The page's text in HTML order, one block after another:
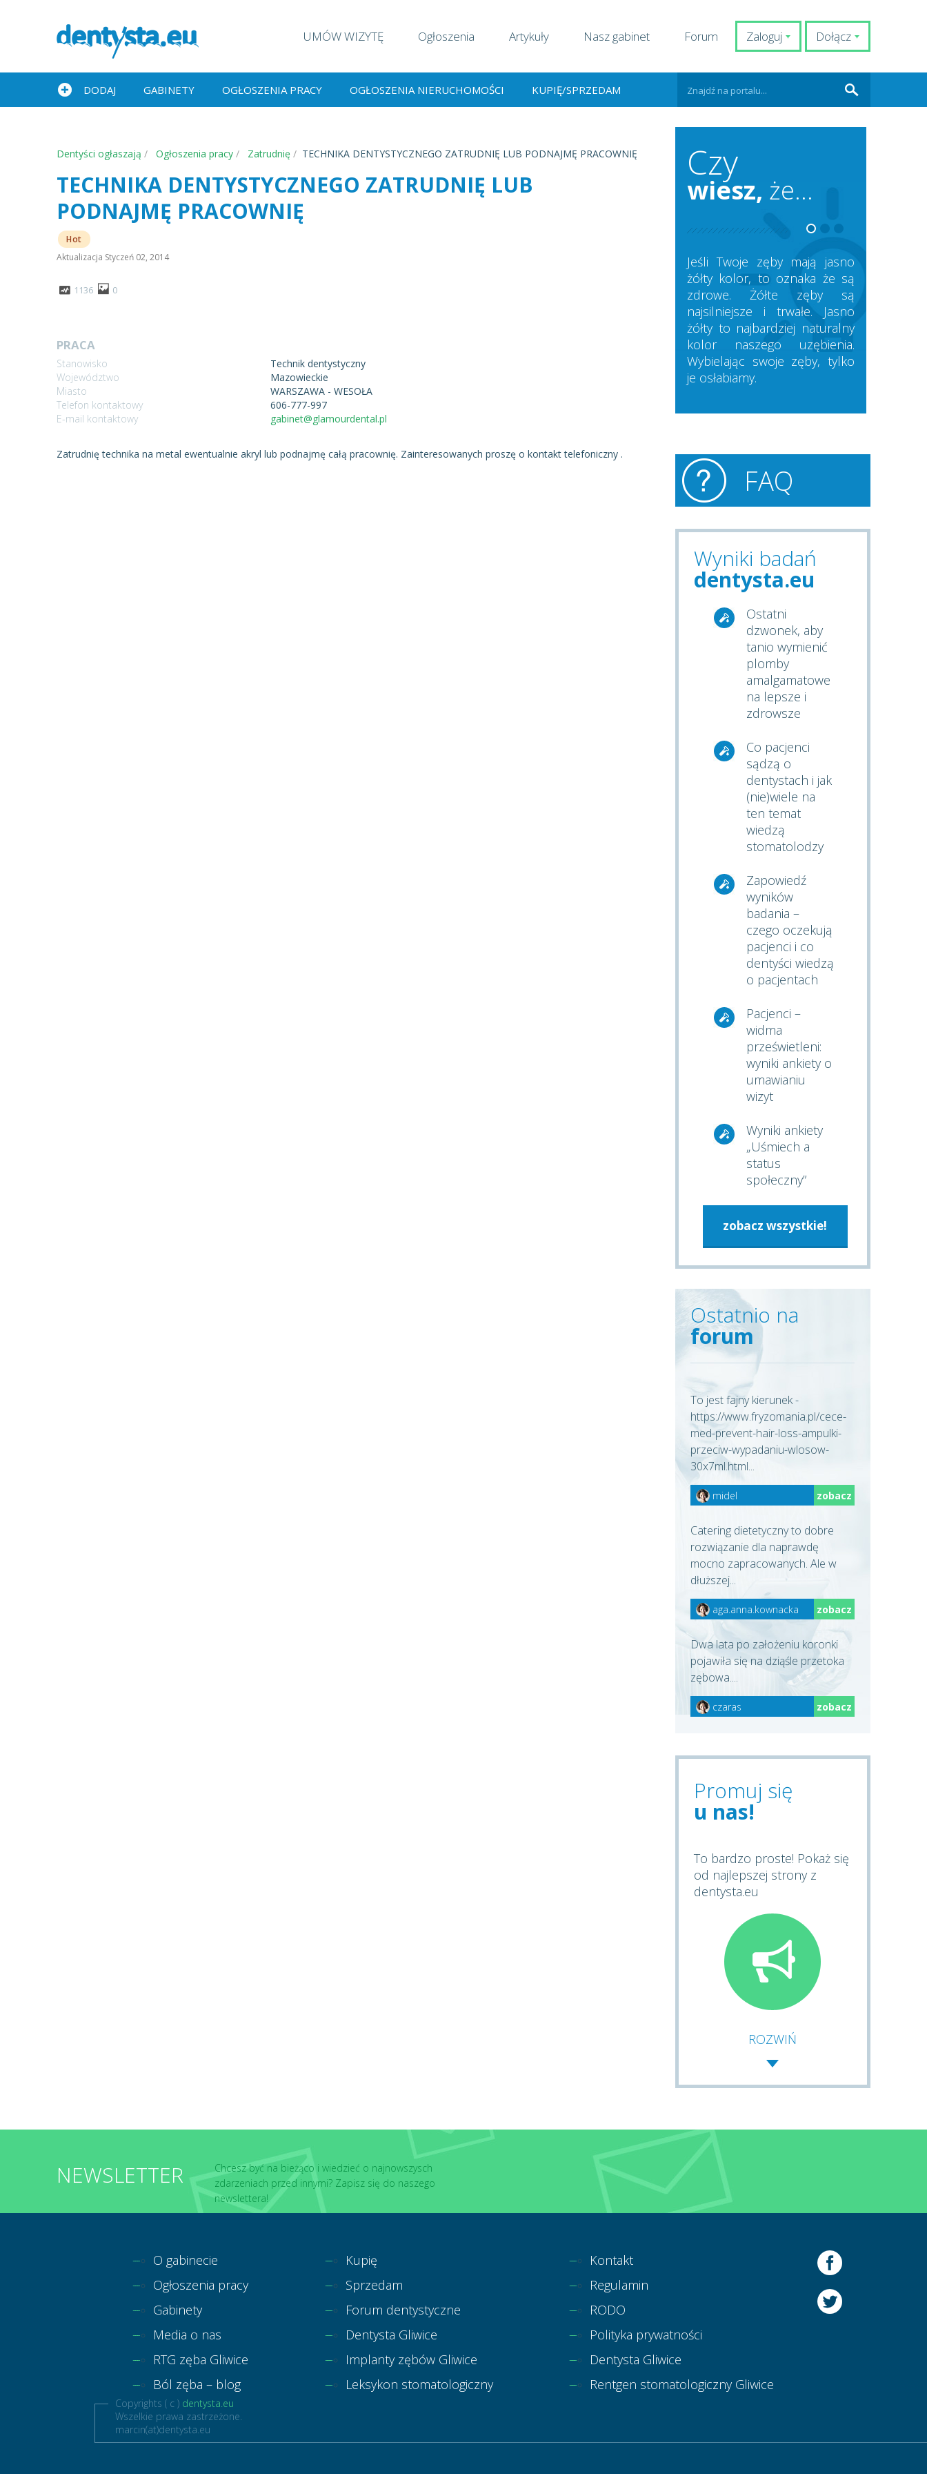
Dołącz
Zaloguj
UMÓW WIZYTĘ Ogłoszenia Artykuły Nasz gabinet Forum
DODAJ GABINETY OGŁOSZENIA PRACY OGŁOSZENIA NIERUCHOMOŚCI KUPIĘ/SPRZEDAM
Dentyści ogłaszają Ogłoszenia pracy Zatrudnię TECHNIKA DENTYSTYCZNEGO ZATRUDNIĘ LUB PODNAJMĘ PRACOWNIĘ
TECHNIKA DENTYSTYCZNEGO ZATRUDNIĘ LUB
PODNAJMĘ PRACOWNIĘ
Hot
Aktualizacja Styczeń 02, 2014
1136 0
PRACA
Stanowisko
Technik dentystyczny
Województwo
Mazowieckie
Miasto
WARSZAWA - WESOŁA
Telefon kontaktowy
606-777-997
E-mail kontaktowy
gabinet@glamourdental.pl
Zatrudnię technika na metal ewentualnie akryl lub podnajmę całą pracownię. Zainteresowanych proszę o kontakt telefoniczny .
Czy
wiesz, że...
Jeśli Twoje zęby mają jasno
żółty kolor, to oznaka że są
zdrowe. Żółte zęby są
najsilniejsze i trwałe. Jasno
żółty to najbardziej naturalny
kolor naszego uzębienia.
Wybielając swoje zęby, tylko
je osłabiamy.
FAQ
Wyniki badań
dentysta.eu
Ostatni
dzwonek, aby
tanio wymienić
plomby
amalgamatowe
na lepsze i
zdrowsze
Co pacjenci
sądzą o
dentystach i jak
(nie)wiele na
ten temat
wiedzą
stomatolodzy
Zapowiedź
wyników
badania –
czego oczekują
pacjenci i co
dentyści wiedzą
o pacjentach
Pacjenci –
widma
prześwietleni:
wyniki ankiety o
umawianiu
wizyt
Wyniki ankiety
„Uśmiech a
status
społeczny”
zobacz wszystkie!
Ostatnio na
forum
To jest fajny kierunek -
https://www.fryzomania.pl/cece-
med-prevent-hair-loss-ampulki-
przeciw-wypadaniu-wlosow-
30x7ml.html...
midel zobacz
Catering dietetyczny to dobre
rozwiązanie dla naprawdę
mocno zapracowanych. Ale w
dłuższej...
aga.anna.kownacka zobacz
Dwa lata po założeniu koronki
pojawiła się na dziąśle przetoka
zębowa....
czaras zobacz
Promuj się
u nas!
To bardzo proste! Pokaż się
od najlepszej strony z
dentysta.eu
ROZWIŃ
NEWSLETTER
Chcesz być na bieżąco i wiedzieć o najnowszysch
zdarzeniach przed innymi? Zapisz się do naszego
newslettera!
O gabinecie
Ogłoszenia pracy
Gabinety
Media o nas
RTG zęba Gliwice
Ból zęba – blog
Kupię
Sprzedam
Forum dentystyczne
Dentysta Gliwice
Implanty zębów Gliwice
Leksykon stomatologiczny
Kontakt
Regulamin
RODO
Polityka prywatności
Dentysta Gliwice
Rentgen stomatologiczny Gliwice
Copyrights ( c ) dentysta.eu
Wszelkie prawa zastrzeżone.
marcin(at)dentysta.eu